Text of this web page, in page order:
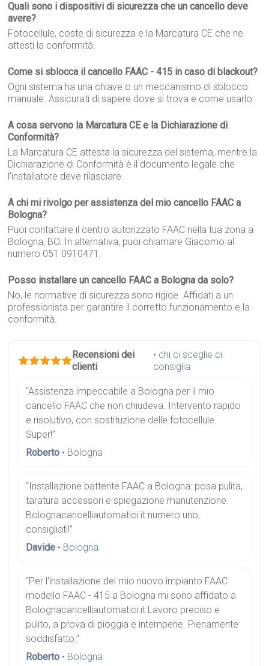
Quali sono i dispositivi di sicurezza che un cancello deve
avere?
Fotocellule, coste di sicurezza e la Marcatura CE che ne
attesti la conformità.
Come si sblocca il cancello FAAC - 415 in caso di blackout?
Ogni sistema ha una chiave o un meccanismo di sblocco
manuale. Assicurati di sapere dove si trova e come usarlo.
A cosa servono la Marcatura CE e la Dichiarazione di
Conformità?
La Marcatura CE attesta la sicurezza del sistema, mentre la
Dichiarazione di Conformità è il documento legale che
l'installatore deve rilasciare.
A chi mi rivolgo per assistenza del mio cancello FAAC a
Bologna?
Puoi contattare il centro autorizzato FAAC nella tua zona a
Bologna, BO. In alternativa, puoi chiamare Giacomo al
numero 051 0910471.
Posso installare un cancello FAAC a Bologna da solo?
No, le normative di sicurezza sono rigide. Affidati a un
professionista per garantire il corretto funzionamento e la
conformità.
Recensioni dei
clienti
• chi ci sceglie ci
consiglia
“Assistenza impeccabile a Bologna per il mio
cancello FAAC che non chiudeva. Intervento rapido
e risolutivo, con sostituzione delle fotocellule.
Super!”
Roberto • Bologna
“Installazione battente FAAC a Bologna: posa pulita,
taratura accessori e spiegazione manutenzione.
Bolognacancelliautomatici.it numero uno,
consigliati!”
Davide • Bologna
“Per l'installazione del mio nuovo impianto FAAC
modello FAAC - 415 a Bologna mi sono affidato a
Bolognacancelliautomatici.it Lavoro preciso e
pulito, a prova di pioggia e intemperie. Pienamente
soddisfatto.”
Roberto • Bologna